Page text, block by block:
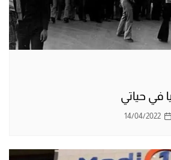
14/04/2022